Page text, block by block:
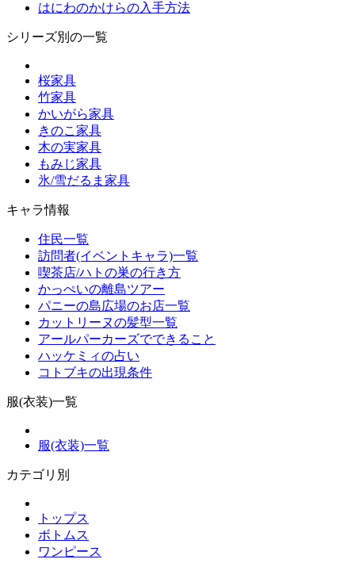
はにわのかけらの入手方法
シリーズ別の一覧
桜家具
竹家具
かいがら家具
きのこ家具
木の実家具
もみじ家具
氷/雪だるま家具
キャラ情報
住民一覧
訪問者(イベントキャラ)一覧
喫茶店/ハトの巣の行き方
かっぺいの離島ツアー
パニーの島広場のお店一覧
カットリーヌの髪型一覧
アールパーカーズでできること
ハッケミィの占い
コトブキの出現条件
服(衣装)一覧
服(衣装)一覧
カテゴリ別
トップス
ボトムス
ワンピース